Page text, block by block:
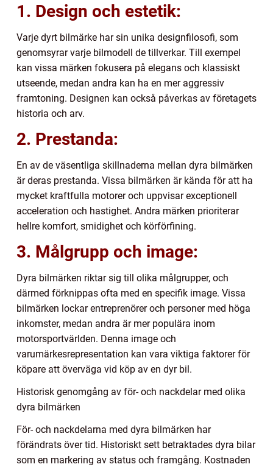
1. Design och estetik:
Varje dyrt bilmärke har sin unika designfilosofi, som
genomsyrar varje bilmodell de tillverkar. Till exempel
kan vissa märken fokusera på elegans och klassiskt
utseende, medan andra kan ha en mer aggressiv
framtoning. Designen kan också påverkas av företagets
historia och arv.
2. Prestanda:
En av de väsentliga skillnaderna mellan dyra bilmärken
är deras prestanda. Vissa bilmärken är kända för att ha
mycket kraftfulla motorer och uppvisar exceptionell
acceleration och hastighet. Andra märken prioriterar
hellre komfort, smidighet och körförfining.
3. Målgrupp och image:
Dyra bilmärken riktar sig till olika målgrupper, och
därmed förknippas ofta med en specifik image. Vissa
bilmärken lockar entreprenörer och personer med höga
inkomster, medan andra är mer populära inom
motorsportvärlden. Denna image och
varumärkesrepresentation kan vara viktiga faktorer för
köpare att överväga vid köp av en dyr bil.
Historisk genomgång av för- och nackdelar med olika
dyra bilmärken
För- och nackdelarna med dyra bilmärken har
förändrats över tid. Historiskt sett betraktades dyra bilar
som en markering av status och framgång. Kostnaden